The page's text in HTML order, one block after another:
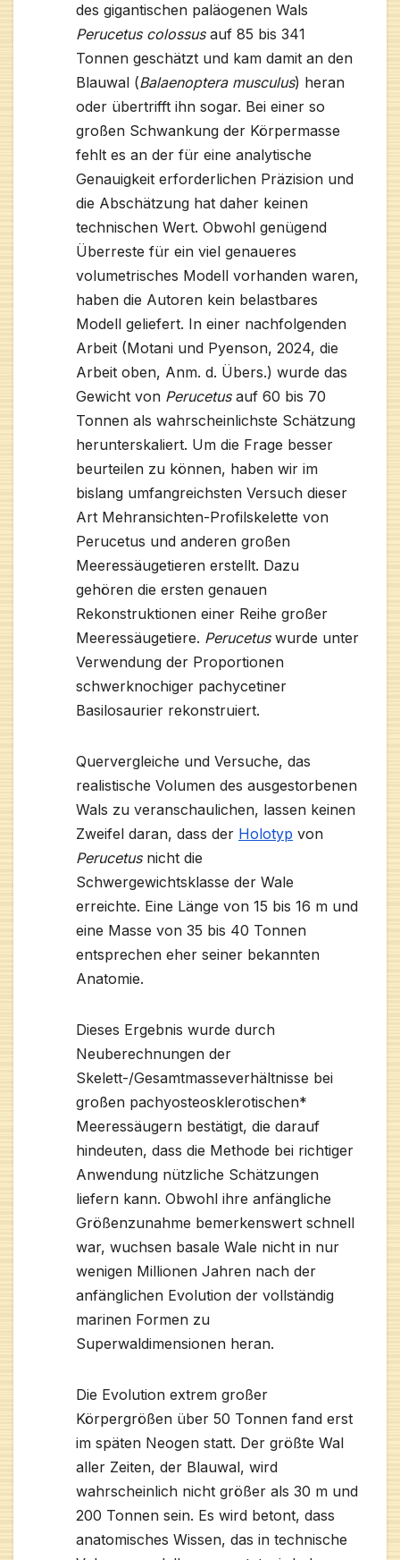
des gigantischen paläogenen Wals
Perucetus colossusauf 85 bis 341
Tonnen geschätzt und kam damit an den
Blauwal (Balaenoptera musculus) heran
oder übertrifft ihn sogar. Bei einer so
großen Schwankung der Körpermasse
fehlt es an der für eine analytische
Genauigkeit erforderlichen Präzision und
die Abschätzung hat daher keinen
technischen Wert. Obwohl genügend
Überreste für ein viel genaueres
volumetrisches Modell vorhanden waren,
haben die Autoren kein belastbares
Modell geliefert. In einer nachfolgenden
Arbeit (Motani und Pyenson, 2024, die
Arbeit oben, Anm. d. Übers.) wurde das
Gewicht von Perucetusauf 60 bis 70
Tonnen als wahrscheinlichste Schätzung
herunterskaliert. Um die Frage besser
beurteilen zu können, haben wir im
bislang umfangreichsten Versuch dieser
Art Mehransichten-Profilskelette von
Perucetus und anderen großen
Meeressäugetieren erstellt. Dazu
gehören die ersten genauen
Rekonstruktionen einer Reihe großer
Meeressäugetiere. Perucetuswurde unter
Verwendung der Proportionen
schwerknochiger pachycetiner
Basilosaurier rekonstruiert.
Quervergleiche und Versuche, das
realistische Volumen des ausgestorbenen
Wals zu veranschaulichen, lassen keinen
Zweifel daran, dass der Holotyp von
Perucetusnicht die
Schwergewichtsklasse der Wale
erreichte. Eine Länge von 15 bis 16 m und
eine Masse von 35 bis 40 Tonnen
entsprechen eher seiner bekannten
Anatomie.
Dieses Ergebnis wurde durch
Neuberechnungen der
Skelett-/Gesamtmasseverhältnisse bei
großen pachyosteosklerotischen*
Meeressäugern bestätigt, die darauf
hindeuten, dass die Methode bei richtiger
Anwendung nützliche Schätzungen
liefern kann. Obwohl ihre anfängliche
Größenzunahme bemerkenswert schnell
war, wuchsen basale Wale nicht in nur
wenigen Millionen Jahren nach der
anfänglichen Evolution der vollständig
marinen Formen zu
Superwaldimensionen heran.
Die Evolution extrem großer
Körpergrößen über 50 Tonnen fand erst
im späten Neogen statt. Der größte Wal
aller Zeiten, der Blauwal, wird
wahrscheinlich nicht größer als 30 m und
200 Tonnen sein. Es wird betont, dass
anatomisches Wissen, das in technische